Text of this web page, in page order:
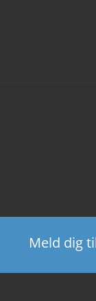
Meld dig